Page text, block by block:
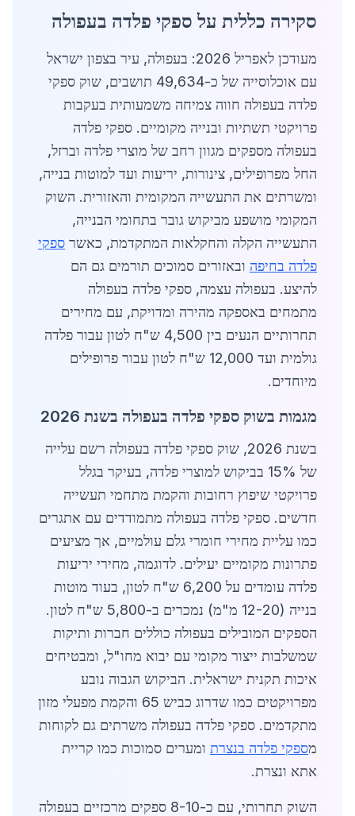
סקירה כללית על ספקי פלדה בעפולה
מעודכן לאפריל 2026: בעפולה, עיר בצפון ישראל
עם אוכלוסייה של כ-49,634 תושבים, שוק ספקי
פלדה בעפולה חווה צמיחה משמעותית בעקבות
פרויקטי תשתיות ובנייה מקומיים. ספקי פלדה
בעפולה מספקים מגוון רחב של מוצרי פלדה וברזל,
החל מפרופילים, צינורות, יריעות ועד למוטות בנייה,
ומשרתים את התעשייה המקומית והאזורית. השוק
המקומי מושפע מביקוש גובר בתחומי הבנייה,
התעשייה הקלה והחקלאות המתקדמת, כאשר ספקי
פלדה בחיפה ובאזורים סמוכים תורמים גם הם
להיצע. בעפולה עצמה, ספקי פלדה בעפולה
מתמחים באספקה מהירה ומדויקת, עם מחירים
תחרותיים הנעים בין 4,500 ש"ח לטון עבור פלדה
גולמית ועד 12,000 ש"ח לטון עבור פרופילים
מיוחדים.
מגמות בשוק ספקי פלדה בעפולה בשנת 2026
בשנת 2026, שוק ספקי פלדה בעפולה רשם עלייה
של 15% בביקוש למוצרי פלדה, בעיקר בגלל
פרויקטי שיפוץ רחובות והקמת מתחמי תעשייה
חדשים. ספקי פלדה בעפולה מתמודדים עם אתגרים
כמו עליית מחירי חומרי גלם עולמיים, אך מציעים
פתרונות מקומיים יעילים. לדוגמה, מחירי יריעות
פלדה עומדים על 6,200 ש"ח לטון, בעוד מוטות
בנייה (12-20 מ"מ) נמכרים ב-5,800 ש"ח לטון.
הספקים המובילים בעפולה כוללים חברות ותיקות
שמשלבות ייצור מקומי עם יבוא מחו"ל, ומבטיחים
איכות תקנית ישראלית. הביקוש הגבוה נובע
מפרויקטים כמו שדרוג כביש 65 והקמת מפעלי מזון
מתקדמים. ספקי פלדה בעפולה משרתים גם לקוחות
מספקי פלדה בנצרת ומערים סמוכות כמו קריית
אתא ונצרת.
השוק תחרותי, עם כ-8-10 ספקים מרכזיים בעפולה